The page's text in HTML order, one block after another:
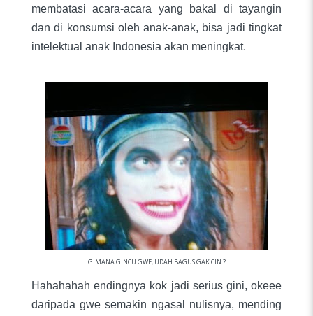
membatasi acara-acara yang bakal di tayangin
dan di konsumsi oleh anak-anak, bisa jadi tingkat
intelektual anak Indonesia akan meningkat.
GIMANA GINCU GWE, UDAH BAGUS GAK CIN ?
Hahahahah endingnya kok jadi serius gini, okeee
daripada gwe semakin ngasal nulisnya, mending